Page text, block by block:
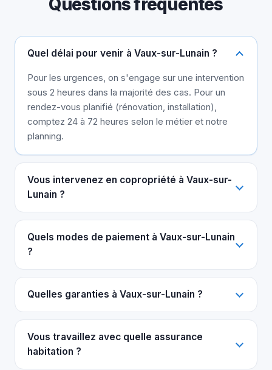
Questions fréquentes
Quel délai pour venir à Vaux-sur-Lunain ?
Pour les urgences, on s'engage sur une intervention
sous 2 heures dans la majorité des cas. Pour un
rendez-vous planifié (rénovation, installation),
comptez 24 à 72 heures selon le métier et notre
planning.
Vous intervenez en copropriété à Vaux-sur-
Lunain ?
Quels modes de paiement à Vaux-sur-Lunain
?
Quelles garanties à Vaux-sur-Lunain ?
Vous travaillez avec quelle assurance
habitation ?